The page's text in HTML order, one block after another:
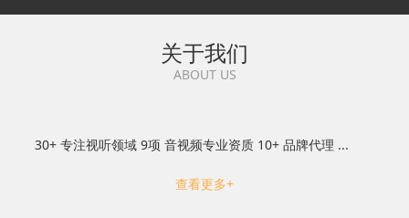
关于我们
ABOUT US
30+ 专注视听领域 9项 音视频专业资质 10+ 品牌代理 ...
查看更多+